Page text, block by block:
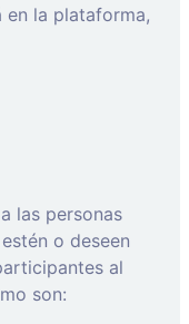
en la plataforma,
las personas
o deseen
al
son: